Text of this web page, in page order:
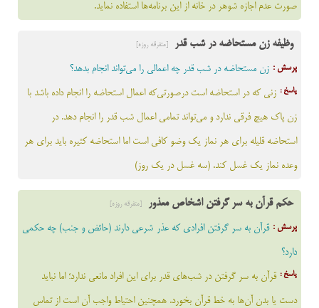
صورت عدم اجازه شوهر در خانه از این برنامه‌ها استفاده نماید.
وظیفه زن مستحاضه در شب قدر [متفرقه روزه]
پرسش : زن مستحاضه در شب قدر چه اعمالی را می‌تواند انجام بدهد؟
پاسخ : زنی که در استحاضه است درصورتی‌که اعمال استحاضه را انجام داده باشد با
زن پاک هیچ فرقی ندارد و می‌تواند تمامی اعمال شب قدر را انجام دهد. در
استحاضه قلیله برای هر نماز یک وضو کافی است اما استحاضه کثیره باید برای هر
وعده نماز یک غسل کند. (سه غسل در یک روز)
حکم قرآن به سر گرفتن اشخاص معذور [متفرقه روزه]
پرسش : قرآن به سر گرفتن افرادی که عذر شرعی دارند (حائض و جنب) چه حکمی
دارد؟
پاسخ : قرآن به سر گرفتن در شب‌های قدر براي اين افراد مانعي ندارد؛ اما نبايد
دست يا بدن آن‌ها به خط قرآن بخورد. همچنين احتیاط واجب آن است از تماس